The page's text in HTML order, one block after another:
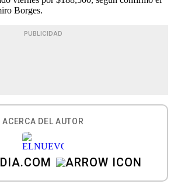
Borges.
PUBLICIDAD
ACERCA DEL AUTOR